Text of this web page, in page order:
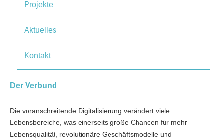
Projekte
Aktuelles
Kontakt
Der Verbund
Die voranschreitende Digitalisierung verändert viele
Lebensbereiche, was einerseits große Chancen für mehr
Lebensqualität, revolutionäre Geschäftsmodelle und